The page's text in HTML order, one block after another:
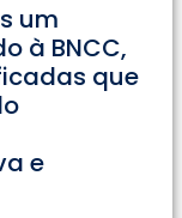
um
à BNCC,
que
e